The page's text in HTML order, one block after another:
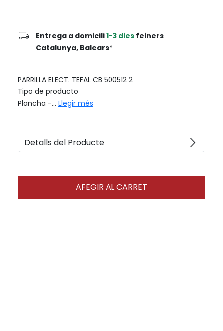
local_shipping Entrega a domicili1-3 dies feiners
Catalunya, Balears*
PARRILLA ELECT. TEFAL CB 500512 2
Tipo de producto
Plancha -... Llegir més
Detalls del Producte arrow_forward_ios
AFEGIR AL CARRET